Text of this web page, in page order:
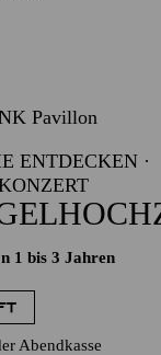
Pavillon
ENTDECKEN ·
1 bis 3 Jahren
Abendkasse